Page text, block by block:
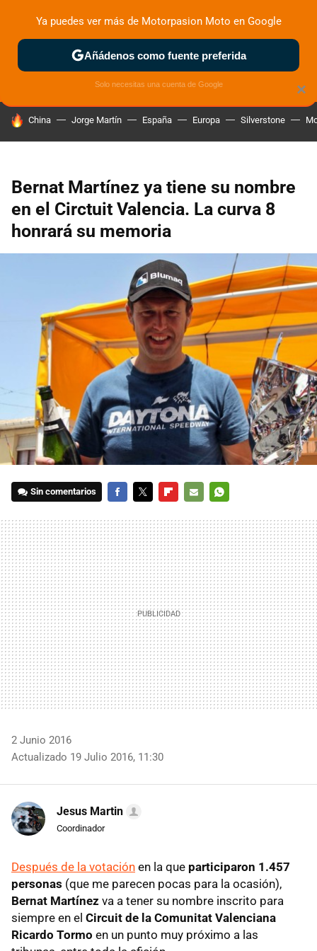
ZONA DE PRUEBAS DEPORTIVAS MOTOS ELÉCTRICAS
HOY SE HABLA DE
China Jorge Martín España Europa Silverstone
Bernat Martínez ya tiene su nombre
en el Circtuit Valencia. La curva 8
honrará su memoria
Sin comentarios
MAIL
2 Junio 2016
Actualizado 19 Julio 2016, 11:30
Jesus Martin
Coordinador
Después de la votación en la que participaron 1.457
personas (que me parecen pocas para la ocasión),
Bernat Martínez va a tener su nombre inscrito para
siempre en el Circuit de la Comunitat Valenciana
Ricardo Tormo en un punto muy próximo a las
×
Ya puedes ver más de Motorpasion Moto en Google
Añádenos como fuente preferida
Solo necesitas una cuenta de Google